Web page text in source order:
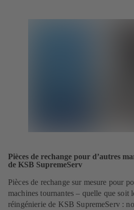
Pièces de rechange pour d’autres
de KSB SupremeServ
Pièces de rechange sur mesure pour
machines tournantes – quelle que soit
réingénierie de KSB SupremeServ :